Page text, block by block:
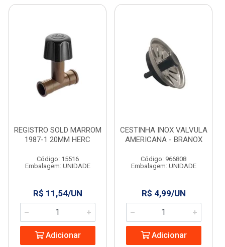
REGISTRO SOLD MARROM
1987-1 20MM HERC
Código: 15516
Embalagem: UNIDADE
R$ 11,54/UN
Adicionar
CESTINHA INOX VALVULA
AMERICANA - BRANOX
Código: 966808
Embalagem: UNIDADE
R$ 4,99/UN
Adicionar